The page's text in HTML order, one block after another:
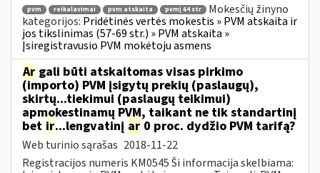
pvm reikalavimai pvm atskaita pvmį 64 str
Mokesčių žinyno
kategorijos: Pridėtinės vertės mokestis » PVM atskaita ir
jos tikslinimas (57-69 str.) » PVM atskaita »
Įsiregistravusio PVM mokėtoju asmens
Ar gali būti atskaitomas visas pirkimo
(importo) PVM įsigytų prekių (paslaugų),
skirtų...tiekimui (paslaugų teikimui)
apmokestinamų PVM, taikant ne tik standartinį
bet ir...lengvatinį ar 0 proc. dydžio PVM tarifą?
Web turinio sąrašas 2018-11-22
Registracijos numeris KM0545 Ši informacija skelbiama: